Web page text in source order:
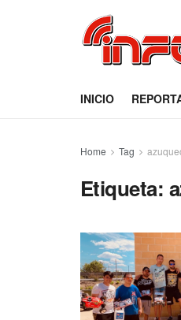
INICIO
Home Tag
Etiqueta: